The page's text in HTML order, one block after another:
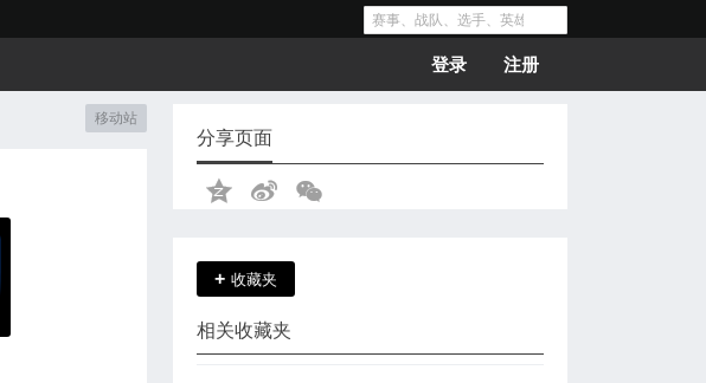
登录 注册
移动站
分享页面
+ 收藏夹
相关收藏夹